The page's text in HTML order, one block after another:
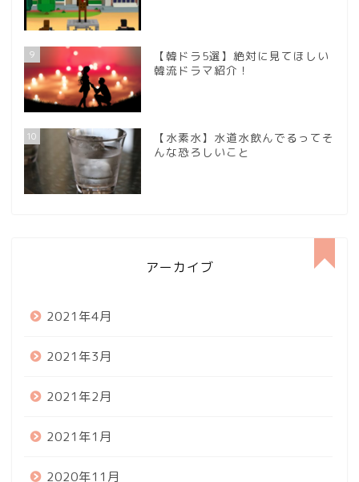
9
【韓ドラ5選】絶対に見てほしい
韓流ドラマ紹介！
10
【水素水】水道水飲んでるってそ
んな恐ろしいこと
アーカイブ
2021年4月
2021年3月
2021年2月
2021年1月
2020年11月